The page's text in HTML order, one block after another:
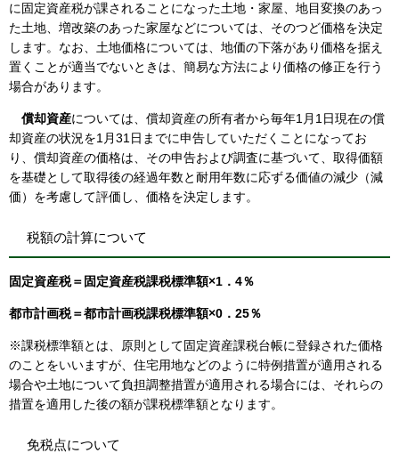
に固定資産税が課されることになった土地・家屋、地目変換のあっ
た土地、増改築のあった家屋などについては、そのつど価格を決定
します。なお、土地価格については、地価の下落があり価格を据え
置くことが適当でないときは、簡易な方法により価格の修正を行う
場合があります。
償却資産については、償却資産の所有者から毎年1月1日現在の償
却資産の状況を1月31日までに申告していただくことになってお
り、償却資産の価格は、その申告および調査に基づいて、取得価額
を基礎として取得後の経過年数と耐用年数に応ずる価値の減少（減
価）を考慮して評価し、価格を決定します。
税額の計算について
固定資産税＝固定資産税課税標準額×1．4％
都市計画税＝都市計画税課税標準額×0．25％
※課税標準額とは、原則として固定資産課税台帳に登録された価格
のことをいいますが、住宅用地などのように特例措置が適用される
場合や土地について負担調整措置が適用される場合には、それらの
措置を適用した後の額が課税標準額となります。
免税点について